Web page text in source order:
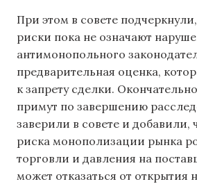
При этом в совете
риски пока не означают
антимонопольного
предварительная оценка,
к запрету сделки.
примут по завершению
заверили в совете и добавили,
риска монополизации рынка
торговли и давления на
может отказаться от открытия